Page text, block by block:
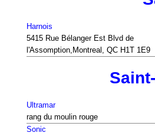
Harnois
5415 Rue Bélanger Est Blvd de
l'Assomption,Montreal, QC H1T 1E9
Ultramar
rang du moulin rouge
Sonic